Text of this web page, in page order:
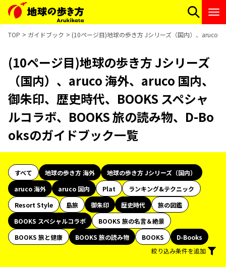
TOP ガイドブック (10ページ目)地球の歩き方 Jシリーズ（国内）、aruco
(10ページ目)地球の歩き方 Jシリーズ
（国内）、aruco 海外、aruco 国内、
御朱印、歴史時代、BOOKS スペシャ
ルコラボ、BOOKS 旅の読み物、D-Bo
oksのガイドブック一覧
すべて 地球の歩き方 海外
地球の歩き方 Jシリーズ（国内）
aruco 海外
aruco 国内 Plat
ランキング&テクニック
Resort Style
島旅 御朱印 歴史時代
旅の図鑑
BOOKS スペシャルコラボ
BOOKS 旅の名言＆絶景
BOOKS 旅と健康
BOOKS 旅の読み物 BOOKS
D-Books
絞り込み条件を追加